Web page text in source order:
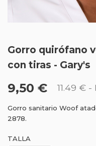
Gorro quirófano
con tiras - Gary's
9,50 € 11.49 € -
Gorro sanitario Woof
2878.
TALLA